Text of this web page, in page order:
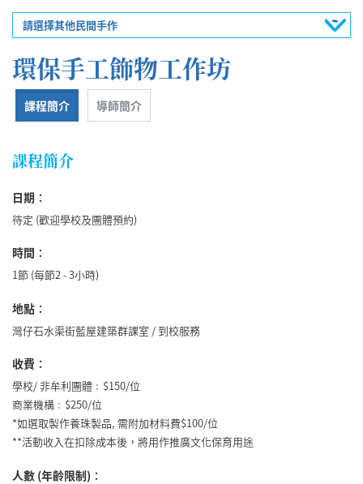
請選擇其他民間手作
環保手工飾物工作坊
課程簡介 導師簡介
課程簡介
日期 ：
待定 (歡迎學校及團體預約)
時間 ：
1節 (每節2 - 3小時)
地點 ：
灣仔石水渠街藍屋建築群課室 / 到校服務
收費 ：
學校/ 非牟利團體﹕$150/位
商業機構﹕$250/位
*如選取製作養珠製品, 需附加材料費$100/位
**活動收入在扣除成本後，將用作推廣文化保育用途
人數 (年齡限制) ：